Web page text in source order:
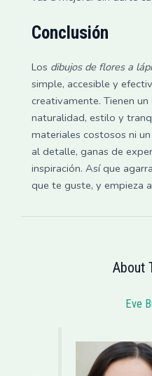
Conclusión
Los dibujos de flores a
simple, accesible y
creativamente. Tienen
naturalidad, estilo y
materiales costosos ni
al detalle, ganas de
inspiración. Así que
que te guste, y empieza
About
Eve